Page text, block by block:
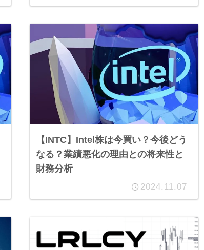
【INTC】Intel株は今買い？今後どう
なる？業績悪化の理由との将来性と
財務分析
2024.11.07